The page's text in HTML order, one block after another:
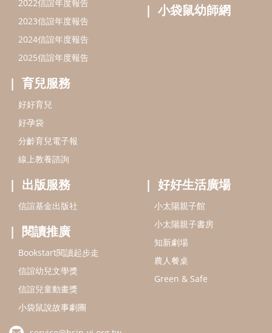
線上教養諮詢
出版服務
信誼基金出版社
閱讀推廣
Bookstart閱讀起步走
信誼幼兒文學獎
信誼兒童動畫獎
小袋鼠說故事劇團
service@hsin-yi.org.tw
信誼好好育兒
小太陽親子書房
(02)2396-5305轉2345 (週一～週五 9:00～18:00)
認識信誼 合作洽談 智慧財產權聲明
本網站建議使用IE9(含以上)或 Google Chrome 版本瀏覽器
信誼基金會/上誼文化實業股份有限公司 版權所有 ©